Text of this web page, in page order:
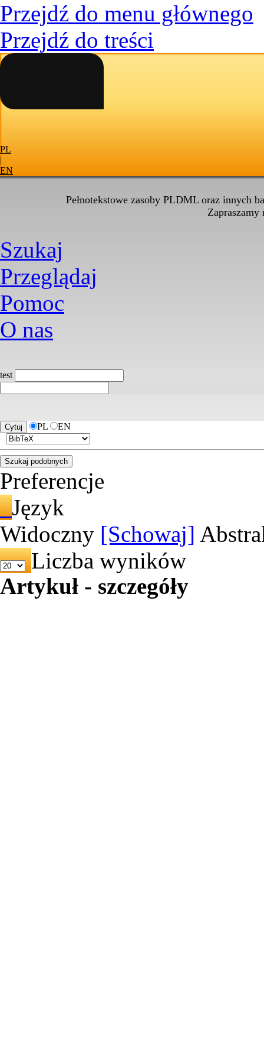
Przejdź do menu głównego
Przejdź do treści
PL
|
EN
Pełnotekstowe zasoby PLDML oraz innych
Zapraszamy
Szukaj
Przeglądaj
Pomoc
O nas
test
PL EN
Preferencje
Język
Widoczny [Schowaj]
Liczba wyników
Artykuł - szczegóły